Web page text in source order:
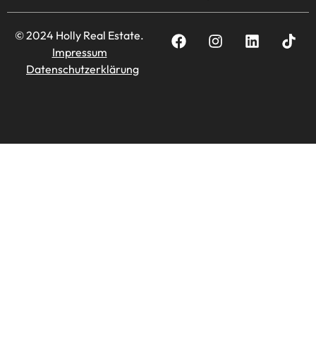
© 2024 Holly Real Estate.
Impressum
Datenschutzerklärung